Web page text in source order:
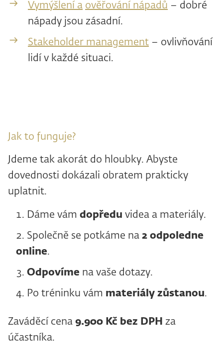
Vymýšlení a ověřování nápadů – dobré
nápady jsou zásadní.
Stakeholder management – ovlivňování
lidí v každé situaci.
Jak to funguje?
Jdeme tak akorát do hloubky. Abyste
dovednosti dokázali obratem prakticky
uplatnit.
Dáme vám dopředu videa a materiály.
Společně se potkáme na 2 odpoledne
online.
Odpovíme na vaše dotazy.
Po tréninku vám materiály zůstanou.
Zaváděcí cena 9.900 Kč bez DPH za
účastníka.